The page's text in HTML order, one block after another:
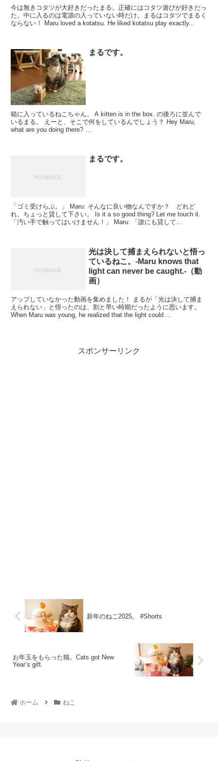
今は無きコタツが大好きだったまる。正確にはコタツ遊びが好きだっ
た。中に入るのは電源の入っていない時だけ。まるはコタツでまるく
ならない！ Maru loved a kotatsu. He liked kotatsu play exactly...
まるです。
箱に入っているねこちゃん。 A kitten is in the box. の後ろに並んで
いるまる。 えーと、そこで何をしているんでしょう？ Hey Maru,
what are you doing there? ...
まるです。
「ゴミ受けらぶ。」 Maru: そんなに良い物なんですか？ どれど
れ、ちょっと貸して下さい。 Is it a so good thing? Let me touch it.
「汚い手で触ってはいけません！」 Maru: 「誰にも貸して...
光は決して捕まえられないと悟っ
ているねこ。-Maru knows that
light can never be caught.-（動
画）
アップしていなかった動画を集めました！ まるが「光は決して捕ま
えられない」と悟ったのは、割と早い時期だったように思います。
When Maru was young, he realized that the light could ...
スポンサーリンク
新年のねこ2025。 #Shorts
お年玉をもらった猫。Cats got New
Year’s gift.
ホーム ねこ